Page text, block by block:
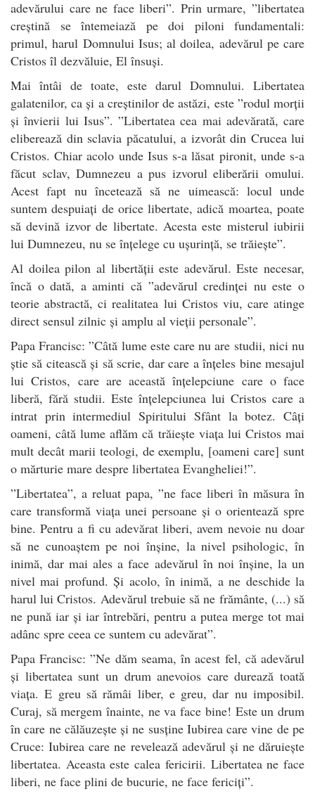
adevărului care ne face liberi”. Prin urmare, ”libertatea
creștină se întemeiază pe doi piloni fundamentali:
primul, harul Domnului Isus; al doilea, adevărul pe care
Cristos îl dezvăluie, El însuși.
Mai întâi de toate, este darul Domnului. Libertatea
galatenilor, ca și a creștinilor de astăzi, este ”rodul morții
și învierii lui Isus”. ”Libertatea cea mai adevărată, care
eliberează din sclavia păcatului, a izvorât din Crucea lui
Cristos. Chiar acolo unde Isus s-a lăsat pironit, unde s-a
făcut sclav, Dumnezeu a pus izvorul eliberării omului.
Acest fapt nu încetează să ne uimească: locul unde
suntem despuiați de orice libertate, adică moartea, poate
să devină izvor de libertate. Acesta este misterul iubirii
lui Dumnezeu, nu se înțelege cu ușurință, se trăiește”.
Al doilea pilon al libertății este adevărul. Este necesar,
încă o dată, a aminti că ”adevărul credinței nu este o
teorie abstractă, ci realitatea lui Cristos viu, care atinge
direct sensul zilnic și amplu al vieții personale”.
Papa Francisc: ”Câtă lume este care nu are studii, nici nu
știe să citească și să scrie, dar care a înțeles bine mesajul
lui Cristos, care are această înțelepciune care o face
liberă, fără studii. Este înțelepciunea lui Cristos care a
intrat prin intermediul Spiritului Sfânt la botez. Câți
oameni, câtă lume aflăm că trăiește viața lui Cristos mai
mult decât marii teologi, de exemplu, [oameni care] sunt
o mărturie mare despre libertatea Evangheliei!”.
”Libertatea”, a reluat papa, ”ne face liberi în măsura în
care transformă viața unei persoane și o orientează spre
bine. Pentru a fi cu adevărat liberi, avem nevoie nu doar
să ne cunoaștem pe noi înșine, la nivel psihologic, în
inimă, dar mai ales a face adevărul în noi înșine, la un
nivel mai profund. Și acolo, în inimă, a ne deschide la
harul lui Cristos. Adevărul trebuie să ne frământe, (...) să
ne pună iar și iar întrebări, pentru a putea merge tot mai
adânc spre ceea ce suntem cu adevărat”.
Papa Francisc: ”Ne dăm seama, în acest fel, că adevărul
și libertatea sunt un drum anevoios care durează toată
viața. E greu să rămâi liber, e greu, dar nu imposibil.
Curaj, să mergem înainte, ne va face bine! Este un drum
în care ne călăuzește și ne susține Iubirea care vine de pe
Cruce: Iubirea care ne revelează adevărul și ne dăruiește
libertatea. Aceasta este calea fericirii. Libertatea ne face
liberi, ne face plini de bucurie, ne face fericiți”.